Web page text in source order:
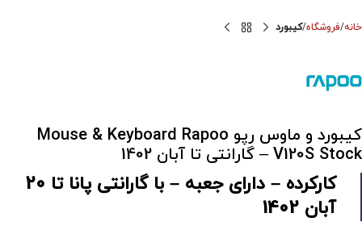
خانه فروشگاه کیبورد
کیبورد و ماوس رپو Mouse & Keyboard Rapoo
V120S Stock – گارانتی تا آبان 1402
کارکرده – دارای جعبه – با گارانتی پانا تا 20
آبان 1402